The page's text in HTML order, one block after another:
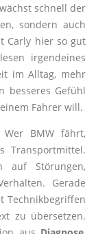
schnell der
sondern auch
Carly hier so gut
irgendeines
im Alltag, mehr
besseres Gefühl
Fahrer will.
Wer BMW fährt,
Transportmittel.
auf Störungen,
Gerade
Technikbegriffen
zu übersetzen.